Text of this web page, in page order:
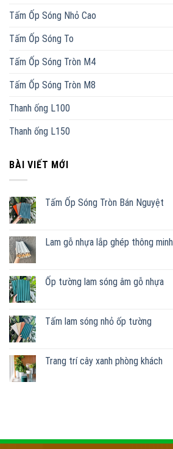
Tấm Ốp Sóng Nhỏ Cao
Tấm Ốp Sóng To
Tấm Ốp Sóng Tròn M4
Tấm Ốp Sóng Tròn M8
Thanh ống L100
Thanh ống L150
BÀI VIẾT MỚI
Tấm Ốp Sóng Tròn Bán Nguyệt
Lam gỗ nhựa lắp ghép thông minh
Ốp tường lam sóng âm gỗ nhựa
Tấm lam sóng nhỏ ốp tường
Trang trí cây xanh phòng khách